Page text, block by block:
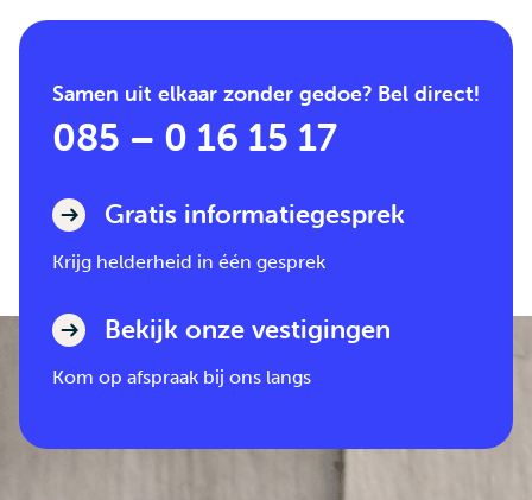
Samen uit elkaar zonder gedoe? Bel direct!
085 – 0 16 15 17
Gratis informatiegesprek
Krijg helderheid in één gesprek
Bekijk onze vestigingen
Kom op afspraak bij ons langs